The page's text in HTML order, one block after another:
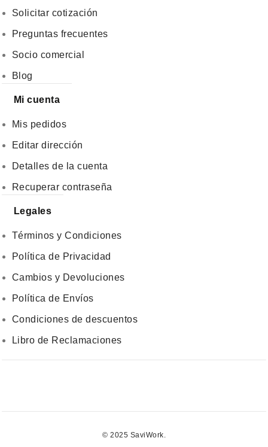
Solicitar cotización
Preguntas frecuentes
Socio comercial
Blog
Mi cuenta
Mis pedidos
Editar dirección
Detalles de la cuenta
Recuperar contraseña
Legales
Términos y Condiciones
Política de Privacidad
Cambios y Devoluciones
Política de Envíos
Condiciones de descuentos
Libro de Reclamaciones
© 2025 SaviWork.